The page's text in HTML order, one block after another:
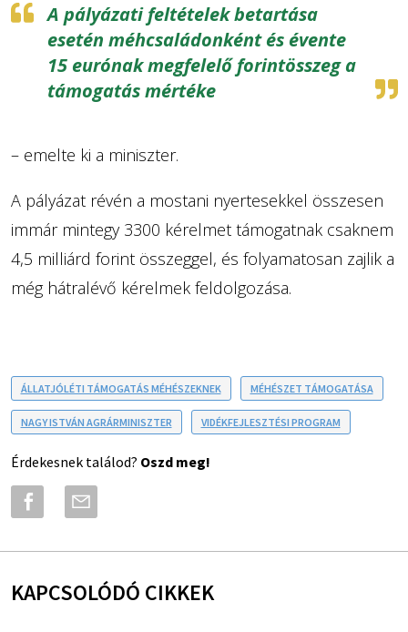
A pályázati feltételek betartása
esetén méhcsaládonként és évente
15 eurónak megfelelő forintösszeg a
támogatás mértéke
– emelte ki a miniszter.
A pályázat révén a mostani nyertesekkel összesen
immár mintegy 3300 kérelmet támogatnak csaknem
4,5 milliárd forint összeggel, és folyamatosan zajlik a
még hátralévő kérelmek feldolgozása.
ÁLLATJÓLÉTI TÁMOGATÁS MÉHÉSZEKNEK MÉHÉSZET TÁMOGATÁSA
NAGY ISTVÁN AGRÁRMINISZTER VIDÉKFEJLESZTÉSI PROGRAM
Érdekesnek találod? Oszd meg!
KAPCSOLÓDÓ CIKKEK